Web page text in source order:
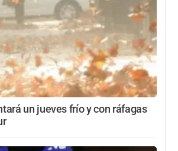
un jueves frío y con ráfagas